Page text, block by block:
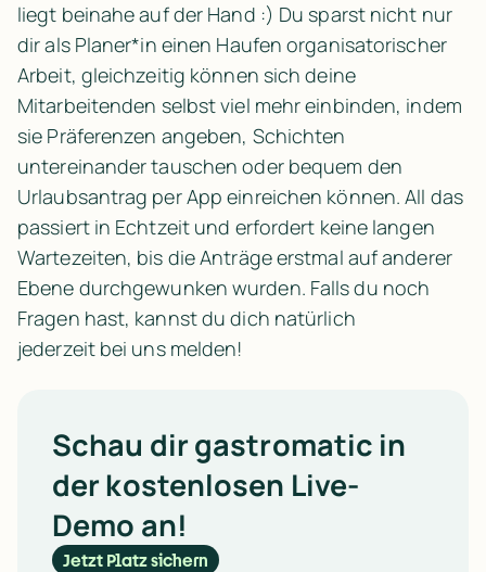
liegt beinahe auf der Hand :) Du sparst nicht nur
dir als Planer*in einen Haufen organisatorischer
Arbeit, gleichzeitig können sich deine
Mitarbeitenden selbst viel mehr einbinden, indem
sie Präferenzen angeben, Schichten
untereinander tauschen oder bequem den
Urlaubsantrag per App einreichen können. All das
passiert in Echtzeit und erfordert keine langen
Wartezeiten, bis die Anträge erstmal auf anderer
Ebene durchgewunken wurden. Falls du noch
Fragen hast, kannst du dich natürlich
jederzeit bei uns melden!
Schau dir gastromatic in
der kostenlosen Live-
Demo an!
Jetzt Platz sichern